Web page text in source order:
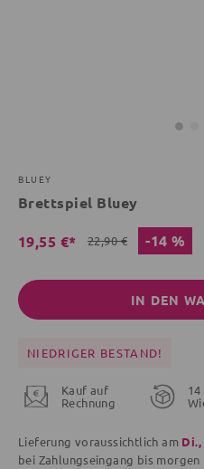
BLUEY
Brettspiel Bluey
19,55 €* 22,90 € -14 %
IN DEN
NIEDRIGER BESTAND!
Kauf auf
Rechnung
14
Lieferung voraussichtlich am Di.,
bei Zahlungseingang bis morgen